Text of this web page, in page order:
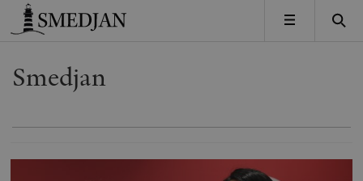
Timbro
MENY
Smedjan